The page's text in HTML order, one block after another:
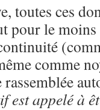
toutes ces
pour le
comme
est appelé à